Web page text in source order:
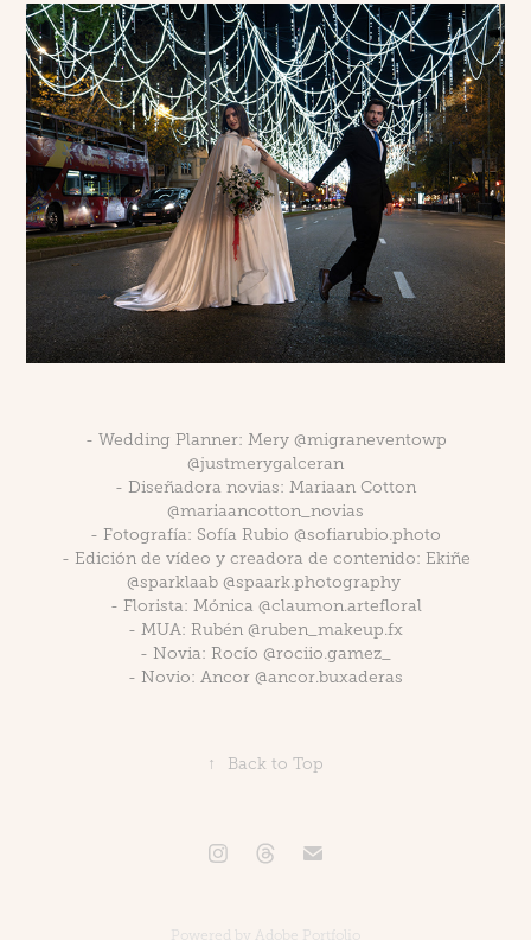
- Wedding Planner: Mery @migraneventowp
@justmerygalceran
- ⁠Diseñadora novias: Mariaan Cotton
@mariaancotton_novias
- ⁠Fotografía: Sofía Rubio @sofiarubio.photo
- ⁠Edición de vídeo y creadora de contenido: Ekiñe
@sparklaab @spaark.photography
- ⁠Florista: Mónica @claumon.artefloral
- ⁠MUA: Rubén @ruben_makeup.fx
- ⁠Novia: Rocío @rociio.gamez_
- ⁠Novio: Ancor @ancor.buxaderas
↑ Back to Top
Powered by Adobe Portfolio